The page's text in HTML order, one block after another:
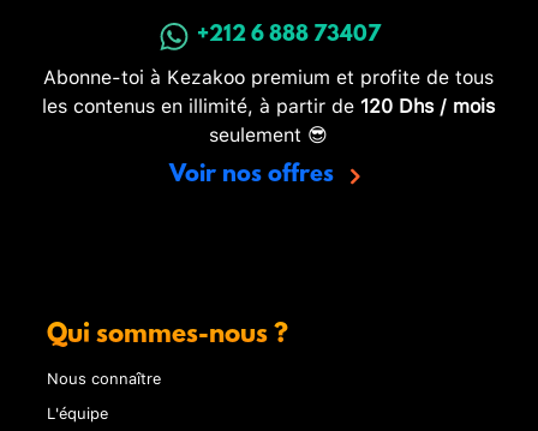
+212 6 888 73407
Abonne-toi à Kezakoo premium et profite de tous
les contenus en illimité, à partir de 120 Dhs / mois
seulement 😎
Voir nos offres
Qui sommes-nous ?
Nous connaître
L'équipe